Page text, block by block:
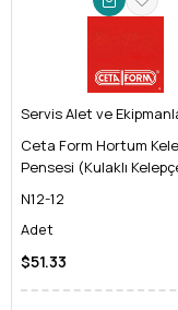
Servis Alet ve
Ceta Form Hortum
Pensesi (Kulaklı
N12-12
Adet
$51.33